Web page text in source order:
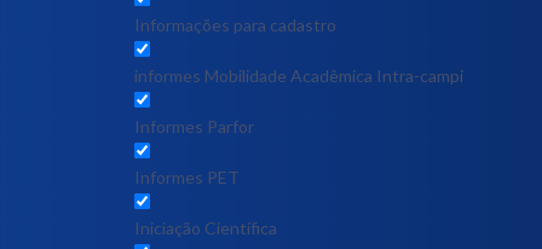
Informações para cadastro
informes Mobilidade Acadêmica Intra-campi
Informes Parfor
Informes PET
Iniciação Científica